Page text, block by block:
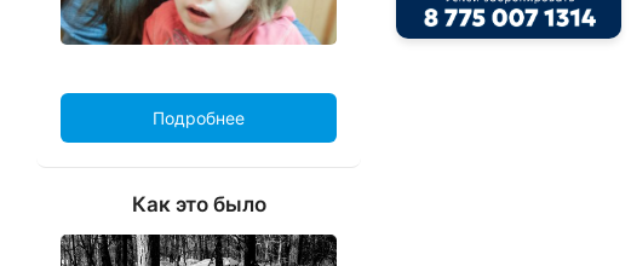
Подробнее
Как это было